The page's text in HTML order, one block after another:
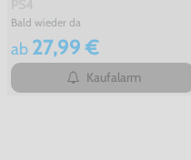
Bald wieder da
ab 27,99 €
Kaufalarm